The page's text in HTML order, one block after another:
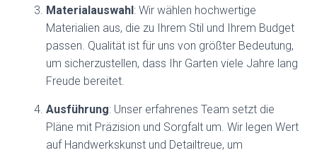
Materialauswahl: Wir wählen hochwertige
Materialien aus, die zu Ihrem Stil und Ihrem Budget
passen. Qualität ist für uns von größter Bedeutung,
um sicherzustellen, dass Ihr Garten viele Jahre lang
Freude bereitet.
Ausführung: Unser erfahrenes Team setzt die
Pläne mit Präzision und Sorgfalt um. Wir legen Wert
auf Handwerkskunst und Detailtreue, um